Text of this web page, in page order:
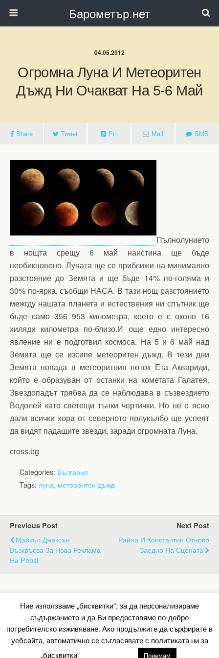
Барометър.нет
04.05.2012
Огромна Луна И Метеоритен
Дъжд Ни Очакват На 5-6 Май
Share Tweet Pin Mail SMS
Пълнолунието
в нощта срещу 6 май наистина ще бъде
необикновено. Луната ще се приближи на минимално
разстояние до Земята и ще бъде 14% по-голяма и
30% по-ярка, съобщи НАСА. В тази нощ разстоянието
межгду нашата планета и естествения ни спътник ще
бъде само 356 953 километра, което е с около 16
хиляди километра по-близо.И още едно интересно
явление ни е подготвил космоса. На 5 и 6 май над
Земята ще се изсипе метеоритен дъжд. В тези дни
Земята попада в метеоритния поток Ета Аквариди,
който е образуван от останки на кометата Галатея.
Звездопадът трябва да се наблюдава в съзвездието
Водолей като светещи тънки чертички. Но не е ясно
дали всички хора от северното полукълбо ще успеят
да видят падащите звезди, заради огромната Луна.
cross.bg
Categories: България
Tags: луна, метеоритен дъжд
Previous Post
Майкъл Джексън
Възкръсва За Нова Реклама
На Pepsi
Next Post
Райна И Константин Отново
Заедно На Сцената
Back to top
Mobile Desktop
All content Copyright Барометър.нет
Ние използваме „бисквитки“, за да персонализираме
съдържанието и да Ви предоставяме по-добро
потребителско изживяване. Ако продължите да сърфирате в
уебсайта, автоматично се съгласявате с политиката ни за
„бисквитки“
Приемам